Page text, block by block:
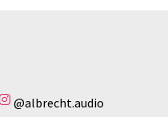
@albrecht.audio